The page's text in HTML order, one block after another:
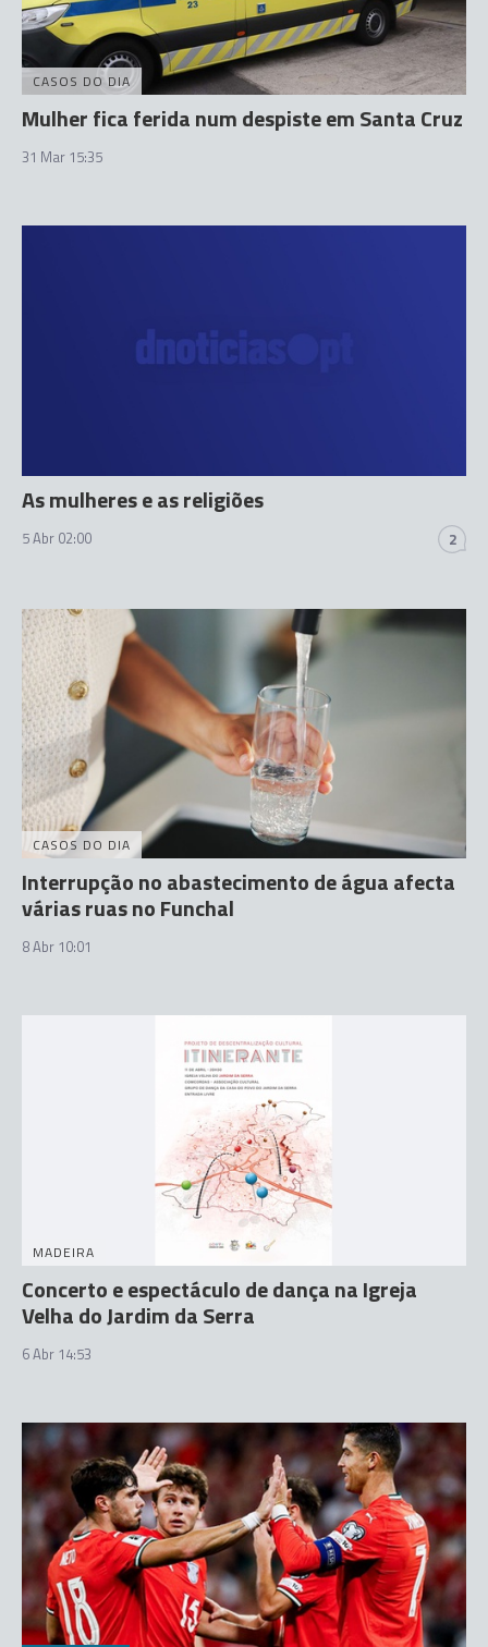
CASOS DO DIA
Mulher fica ferida num despiste em Santa Cruz
31 Mar 15:35
As mulheres e as religiões
5 Abr 02:00 2
CASOS DO DIA
Interrupção no abastecimento de água afecta
várias ruas no Funchal
8 Abr 10:01
MADEIRA
Concerto e espectáculo de dança na Igreja
Velha do Jardim da Serra
6 Abr 14:53